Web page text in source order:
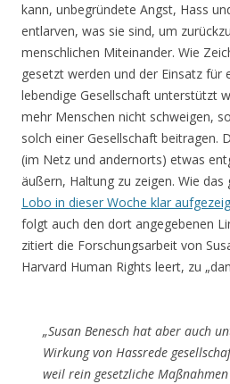
kann, unbegründete Angst, Hass
entlarven, was sie sind, um
menschlichen Miteinander. Wie
gesetzt werden und der Einsatz für
lebendige Gesellschaft unterstützt
mehr Menschen nicht schweigen,
solch einer Gesellschaft beitragen.
(im Netz und andernorts) etwas
äußern, Haltung zu zeigen. Wie das
Lobo in dieser Woche klar
folgt auch den dort angegebenen
zitiert die Forschungsarbeit von
Harvard Human Rights leert, zu
„Susan Benesch hat aber auch
Wirkung von Hassrede
weil rein gesetzliche